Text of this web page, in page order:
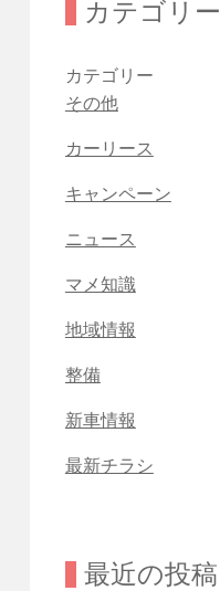
カテゴリー
カテゴリー
その他
カーリース
キャンペーン
ニュース
マメ知識
地域情報
整備
新車情報
最新チラシ
最近の投稿